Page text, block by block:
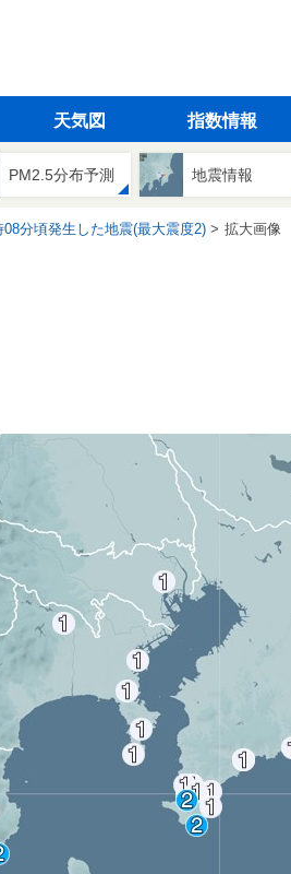
天気図 指数情報
PM2.5分布予測 地震情報
08分頃発生した地震(最大震度2) 拡大画像